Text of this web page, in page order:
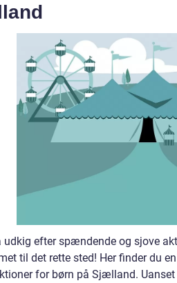
udkig efter spændende og sjove
til det rette sted! Her finder du
for børn på Sjælland.